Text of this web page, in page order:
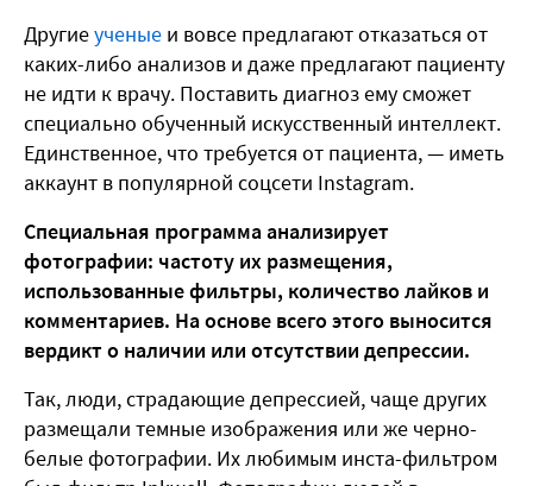
Другиеученые и вовсе предлагают отказаться от
каких-либо анализов и даже предлагают пациенту
не идти к врачу. Поставить диагноз ему сможет
специально обученный искусственный интеллект.
Единственное, что требуется от пациента, — иметь
аккаунт в популярной соцсети Instagram.
Специальная программа анализирует
фотографии: частоту их размещения,
использованные фильтры, количество лайков и
комментариев. На основе всего этого выносится
вердикт о наличии или отсутствии депрессии.
Так, люди, страдающие депрессией, чаще других
размещали темные изображения или же черно-
белые фотографии. Их любимым инста-фильтром